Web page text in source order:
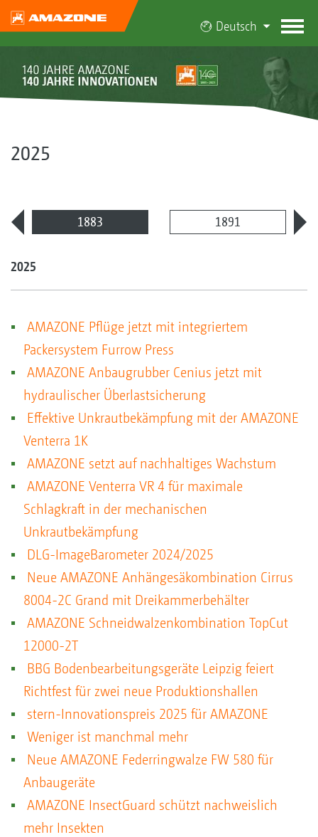
Deutsch
2025
1883 1891
2025
AMAZONE Pflüge jetzt mit integriertem
Packersystem Furrow Press
AMAZONE Anbaugrubber Cenius jetzt mit
hydraulischer Überlastsicherung
Effektive Unkrautbekämpfung mit der AMAZONE
Venterra 1K
AMAZONE setzt auf nachhaltiges Wachstum
AMAZONE Venterra VR 4 für maximale
Schlagkraft in der mechanischen
Unkrautbekämpfung
DLG-ImageBarometer 2024/2025
Neue AMAZONE Anhängesäkombination Cirrus
8004-2C Grand mit Dreikammerbehälter
AMAZONE Schneidwalzenkombination TopCut
12000-2T
BBG Bodenbearbeitungsgeräte Leipzig feiert
Richtfest für zwei neue Produktionshallen
stern-Innovationspreis 2025 für AMAZONE
Weniger ist manchmal mehr
Neue AMAZONE Federringwalze FW 580 für
Anbaugeräte
AMAZONE InsectGuard schützt nachweislich
mehr Insekten